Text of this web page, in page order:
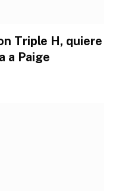
Triple H, quiere
a Paige